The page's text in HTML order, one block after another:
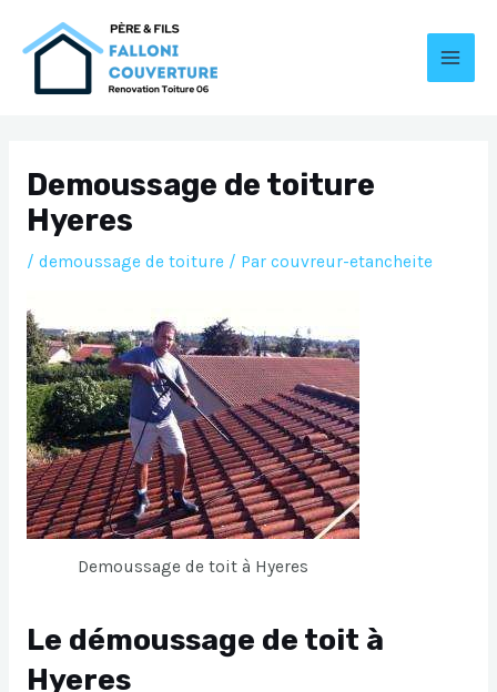
Demoussage de toiture
Hyeres
/ demoussage de toiture/ Par couvreur-etancheite
Demoussage de toit à Hyeres
Le démoussage de toit à
Hyeres